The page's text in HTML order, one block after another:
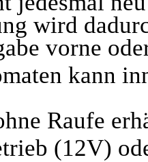
wird
vorne
kann
Raufe
(12V)